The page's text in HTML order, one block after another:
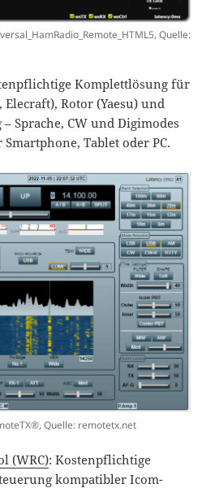
Quelle:
Komplettlösung für
Elecraft), Rotor (Yaesu) und
Sprache, CW und Digimodes
Tablet oder PC.
Quelle: remotetx.net
(WRC): Kostenpflichtige
kompatibler Icom-